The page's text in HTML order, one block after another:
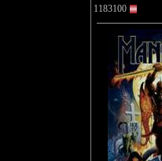
1183100